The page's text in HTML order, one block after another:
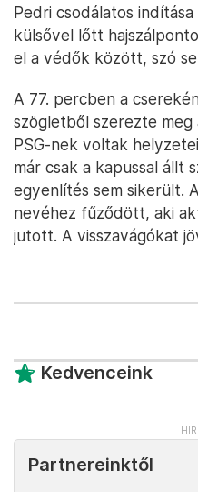
Pedri csodálatos
külsővel lőtt
el a védők között, szó
A 77. percben a
szögletből szerezte
PSG-nek voltak
már csak a kapussal állt
egyenlítés sem sikerült.
nevéhez fűződött, aki
jutott. A visszavágókat
Kedvenceink
Partnereinktől